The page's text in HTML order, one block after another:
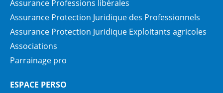
Assurance Professions libérales
Assurance Protection Juridique des Professionnels
Assurance Protection Juridique Exploitants agricoles
Associations
Parrainage pro
ESPACE PERSO